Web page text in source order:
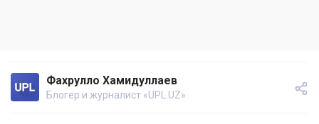
Фахрулло Хамидуллаев
Блогер и журналист «UPL.UZ»